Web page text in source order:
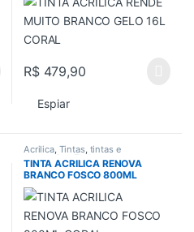
R$479,90
Espiar
Acrilica, Tintas, tintas e
acessorios,Todos
TINTA ACRILICA RENOVA
BRANCO FOSCO 800ML
CORAL